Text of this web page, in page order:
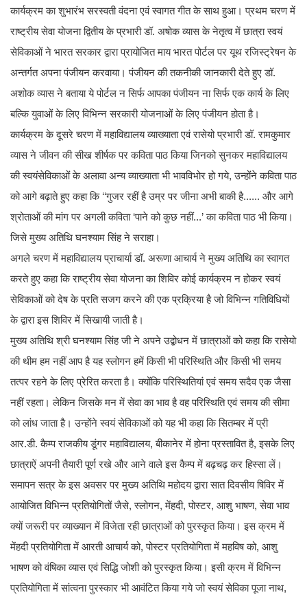
कार्यक्रम का शुभारंभ सरस्वती वंदना एवं स्वागत गीत के साथ हुआ। प्रथम चरण में
राष्ट्रीय सेवा योजना द्वितीय के प्रभारी डॉ. अषोक व्यास के नेतृत्व में छात्रा स्वयं
सेविकाओं ने भारत सरकार द्वारा प्रायोजित माय भारत पोर्टल पर यूथ रजिस्ट्रेषन के
अन्तर्गत अपना पंजीयन करवाया। पंजीयन की तकनीकी जानकारी देते हुए डॉ.
अशोक व्यास ने बताया ये पोर्टल न सिर्फ आपका पंजीयन ना सिर्फ एक कार्य के लिए
बल्कि युवाओं के लिए विभिन्न सरकारी योजनाओं के लिए पंजीयन होता है।
कार्यक्रम के दूसरे चरण में महाविद्यालय व्याख्याता एवं रासेयो प्रभारी डॉ. रामकुमार
व्यास ने जीवन की सीख शीर्षक पर कविता पाठ किया जिनको सुनकर महाविद्यालय
की स्वयंसेविकाओं के अलावा अन्य व्याख्याता भी भावविभोर हो गये, उन्होंने कविता पाठ
को आगे बढ़ाते हुए कहा कि ‘‘गुजर रहीं है उम्र पर जीना अभी बाकी है...... और आगे
श्रोताओं की मांग पर अगली कविता ‘पाने को कुछ नहीं...’ का कविता पाठ भी किया।
जिसे मुख्य अतिथि घनश्याम सिंह ने सराहा।
अगले चरण में महाविद्यालय प्राचार्या डॉ. अरूणा आचार्य ने मुख्य अतिथि का स्वागत
करते हुए कहा कि राष्ट्रीय सेवा योजना का शिविर कोई कार्यक्रम न होकर स्वयं
सेविकाओं को देष के प्रति सजग करने की एक प्रक्रिया है जो विभिन्न गतिविधियों
के द्वारा इस शिविर में सिखायी जाती है।
मुख्य अतिथि श्री घनश्याम सिंह जी ने अपने उद्बोधन में छात्राओं को कहा कि रासेयो
की थीम हम नहीं आप है यह स्लोगन हमें किसी भी परिस्थिति और किसी भी समय
तत्पर रहने के लिए प्रेरित करता है। क्योंकि परिस्थितियां एवं समय सदैव एक जैसा
नहीं रहता। लेकिन जिसके मन में सेवा का भाव है वह परिस्थिति एवं समय की सीमा
को लांध जाता है। उन्होंने स्वयं सेविकाओं को यह भी कहा कि सितम्बर में प्री
आर.डी. कैम्प राजकीय डूंगर महाविद्यालय, बीकानेर में होना प्रस्तावित है, इसके लिए
छात्राऐं अपनी तैयारी पूर्ण रखे और आने वाले इस कैम्प में बढ़चढ़ कर हिस्सा लें।
समापन सत्र के इस अवसर पर मुख्य अतिथि महोदय द्वारा सात दिवसीय षिविर में
आयोजित विभिन्न प्रतियोगितों जैसे, स्लोगन, मेंहदी, पोस्टर, आशु भाषण, सेवा भाव
क्यों जरूरी पर व्याख्यान में विजेता रही छात्राओं को पुरस्कृत किया। इस क्रम में
मेंहदी प्रतियोगिता में आरती आचार्य को, पोस्टर प्रतियोगिता में महविष को, आशु
भाषण को वंषिका व्यास एवं सिद्धि जोशी को पुरस्कृत किया। इसी क्रम में विभिन्न
प्रतियोगिता में सांत्वना पुरस्कार भी आवंटित किया गये जो स्वयं सेविका पूजा नाथ,